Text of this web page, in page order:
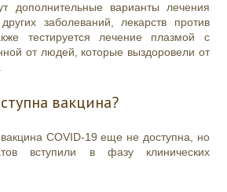
дополнительные варианты лечения
заболеваний, лекарств против
тестируется лечение плазмой с
от людей, которые выздоровели от
вакцина?
COVID-19 еще не доступна, но
вступили в фазу клинических